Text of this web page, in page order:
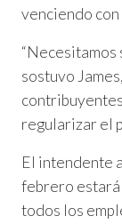
venciendo
“Necesitamos
sostuvo
regularizar el
El intendente
febrero estará
todos los